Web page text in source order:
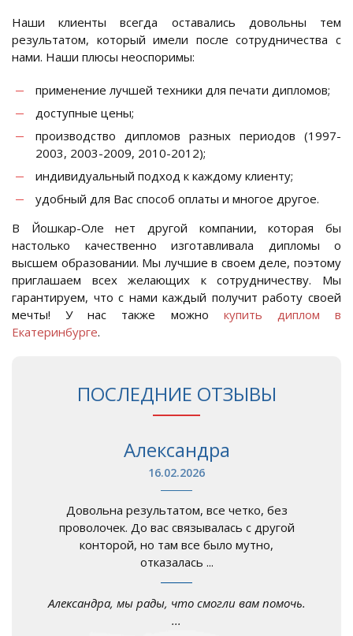
Наши клиенты всегда оставались довольны тем
результатом, который имели после сотрудничества с
нами. Наши плюсы неоспоримы:
применение лучшей техники для печати дипломов;
доступные цены;
производство дипломов разных периодов (1997-
2003, 2003-2009, 2010-2012);
индивидуальный подход к каждому клиенту;
удобный для Вас способ оплаты и многое другое.
В Йошкар-Оле нет другой компании, которая бы
настолько качественно изготавливала дипломы о
высшем образовании. Мы лучшие в своем деле, поэтому
приглашаем всех желающих к сотрудничеству. Мы
гарантируем, что с нами каждый получит работу своей
мечты! У нас также можно купить диплом в
Екатеринбурге.
ПОСЛЕДНИЕ ОТЗЫВЫ
Александра
16.02.2026
Довольна результатом, все четко, без
проволочек. До вас связывалась с другой
конторой, но там все было мутно,
отказалась ...
Александра, мы рады, что смогли вам помочь.
...